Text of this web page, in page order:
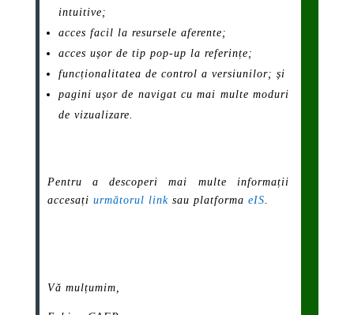
intuitive;
acces facil la resursele aferente;
acces ușor de tip pop-up la referințe;
funcționalitatea de control a versiunilor; și
pagini ușor de navigat cu mai multe moduri
de vizualizare.
Pentru a descoperi mai multe informații
accesați următorul linksau platforma eIS
Vă mulțumim,